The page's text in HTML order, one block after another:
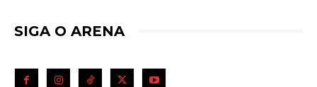
SIGA O ARENA